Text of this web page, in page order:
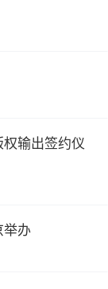
权输出签约仪
举办